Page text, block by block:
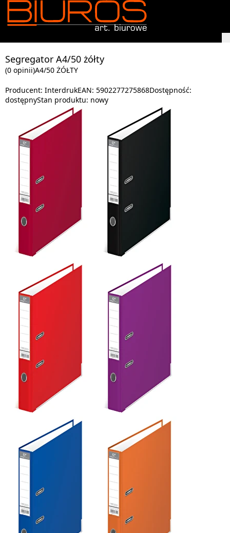
Segregator A4/50 żółty
(0 opinii)A4/50 ŻÓŁTY
Producent: InterdrukEAN: 5902277275868Dostępność:
dostępnyStan produktu: nowy